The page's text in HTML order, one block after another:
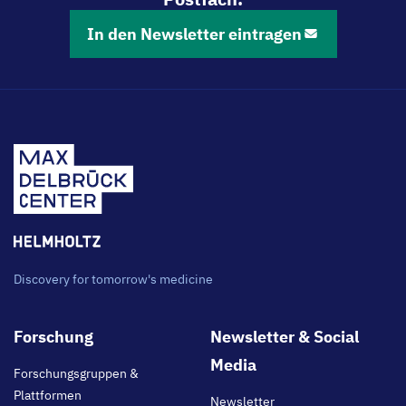
In den Newsletter eintragen
Discovery for tomorrow's medicine
Footer
Forschung
Forschungsgruppen &
Plattformen
Newsletter & Social
Media
Newsletter